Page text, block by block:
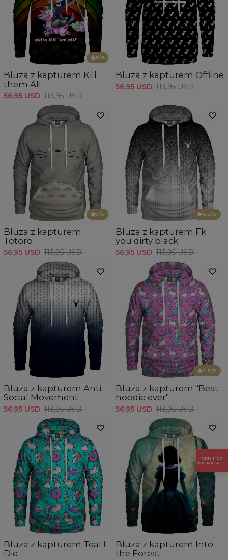
5/5
Bluza z kapturem Kill
them All
56,95 USD 113,95 USD
Bluza z kapturem Offline
56,95 USD 113,95 USD
5/5
Bluza z kapturem
Totoro
56,95 USD 113,95 USD
4.8/5
Bluza z kapturem Fk
you dirty black
56,95 USD 113,95 USD
Bluza z kapturem Anti-
Social Movement
56,95 USD 113,95 USD
4.5/5
Bluza z kapturem "Best
hoodie ever"
56,95 USD 113,95 USD
Bluza z kapturem Teal I
Die
Bluza z kapturem Into
the Forest
ODBIERZ
15% RABATU